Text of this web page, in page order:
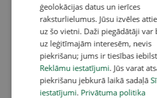
ģeolokācijas datus un ierīces
raksturlielumus. Jūsu izvēles
uz šo vietni. Daži piegādātāji var
uz leģitīmajām interesēm, nevis
piekrišanu; jums ir tiesības
Reklāmu iestatījumi. Jūs varat
piekrišanu jebkurā laikā sadaļā
iestatījumi. Privātuma politika